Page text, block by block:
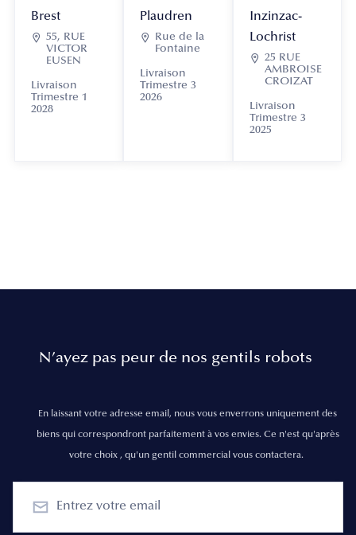
Brest
 55, RUE
VICTOR
EUSEN
Livraison
Trimestre 1
2028
Plaudren

Rue de la
Fontaine
Livraison
Trimestre 3
2026
Inzinzac-
Lochrist
 25 RUE
AMBROISE
CROIZAT
Livraison
Trimestre 3
2025
N’ayez pas peur de nos gentils robots
En laissant votre adresse email, nous vous enverrons uniquement des
biens qui correspondront parfaitement à vos envies. Ce n'est qu'après
votre choix , qu'un gentil commercial vous contactera.